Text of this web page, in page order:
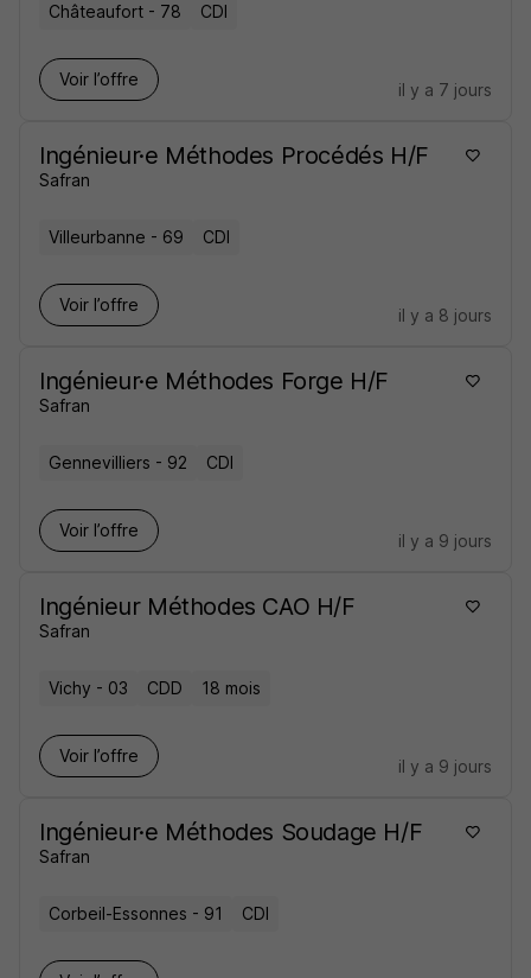
Châteaufort - 78 CDI
Voir l’offre
il y a 7 jours
Ingénieur·e Méthodes Procédés H/F
Safran
Villeurbanne - 69 CDI
Voir l’offre
il y a 8 jours
Ingénieur·e Méthodes Forge H/F
Safran
Gennevilliers - 92 CDI
Voir l’offre
il y a 9 jours
Ingénieur Méthodes CAO H/F
Safran
Vichy - 03 CDD 18 mois
Voir l’offre
il y a 9 jours
Ingénieur·e Méthodes Soudage H/F
Safran
Corbeil-Essonnes - 91 CDI